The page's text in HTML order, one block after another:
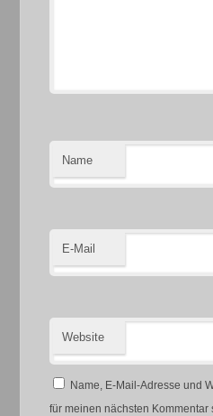
Name
E-Mail
Website
Name, E-Mail-Adresse und
für meinen nächsten Kommentar